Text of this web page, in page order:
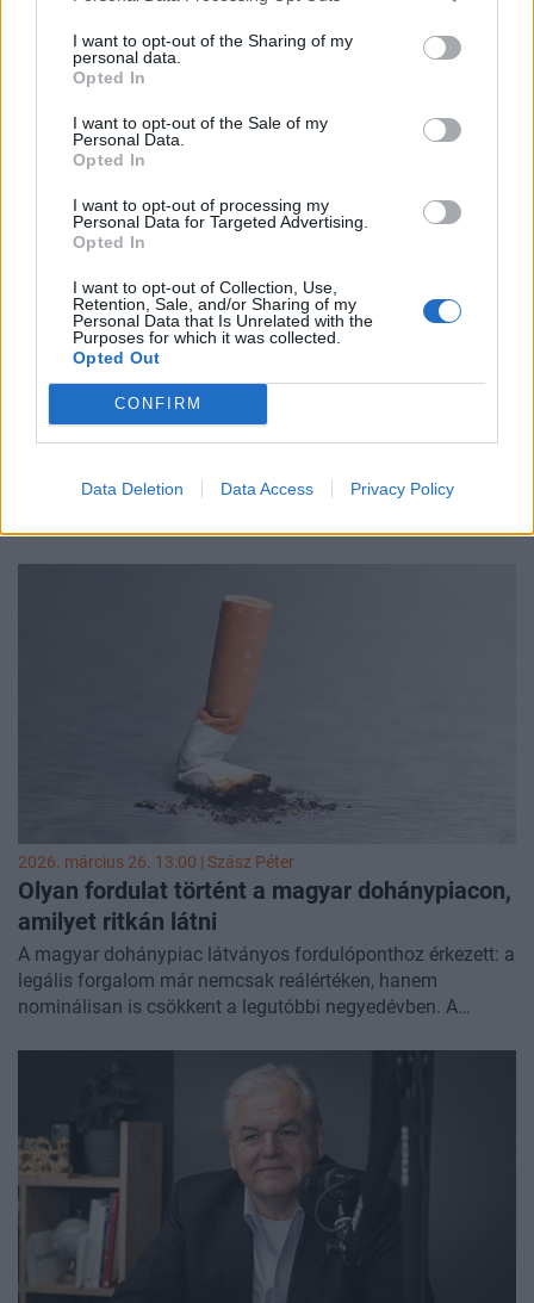
I want to opt-out of the Sharing of my
personal data.
Opted In
I want to opt-out of the Sale of my
Personal Data.
Opted In
I want to opt-out of processing my
Personal Data for Targeted Advertising.
Opted In
I want to opt-out of Collection, Use,
Retention, Sale, and/or Sharing of my
Personal Data that Is Unrelated with the
Purposes for which it was collected.
Opted Out
CONFIRM
Data Deletion Data Access Privacy Policy
jövőkép, hanem a mindennapi működés része. Az is egyre
világosabb, hogy az energiahatékonyság már alapfeltétel.
A digitalizáció és az adatalapú működés segít abban, hogy
pontosabban lássuk, hol és mennyi energiát használunk el,
és hol lehet érdemben csökkenteni a fogyasztást. Közben
pedig a fenntarthatósági szempontok egyre inkább
szabályozói oldalról is megjelennek: az Európai Unió
gáznak számító SF6 használatát az energiaelosztásban is.
10 éve nem láttunk ilyen pocsék adatot a
magyargazdaságban
műsor első részében arról volt szó, hogy idén februárban
segített értelmezni. A második részben a szőlő
betegségével foglalkoztunk:
Agrárszektor vezető szerkesztője arról beszélt, hogy a
tavaszi munkák indulásával a veszély ismét aktuálissá
2026. március 26. 13:00 | Szász Péter
Olyan fordulat történt a magyar dohánypiacon,
amilyet ritkán látni
A magyar dohánypiac látványos fordulóponthoz érkezett: a
legális forgalom már nemcsak reálértéken, hanem
nominálisan is csökkent a legutóbbi negyedévben. A
és az illegális beszerzés szerepe. A fogyasztók egy része új
típusú eszközök felé fordul. Eközben a hagyományos
termékek piaca csak látszólag stabil, a felszín alatt
folyamatos az átrendeződés. A különböző
dohánykategóriák közötti mozgások miatt a teljes kép
jóval összetettebb, mint amit egyetlen adat mutatna.